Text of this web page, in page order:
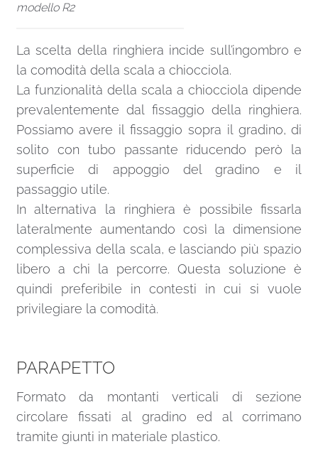
modello R2
La scelta della ringhiera incide sull’ingombro e
la comodità della scala a chiocciola.
La funzionalità della scala a chiocciola dipende
prevalentemente dal fissaggio della ringhiera.
Possiamo avere il fissaggio sopra il gradino, di
solito con tubo passante riducendo però la
superficie di appoggio del gradino e il
passaggio utile.
In alternativa la ringhiera è possibile fissarla
lateralmente aumentando così la dimensione
complessiva della scala, e lasciando più spazio
libero a chi la percorre. Questa soluzione è
quindi preferibile in contesti in cui si vuole
privilegiare la comodità.
PARAPETTO
Formato da montanti verticali di sezione
circolare fissati al gradino ed al corrimano
tramite giunti in materiale plastico.